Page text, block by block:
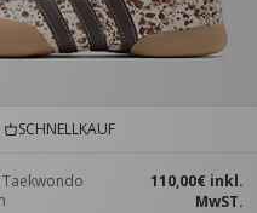
SCHNELLKAUF
110,00€ inkl.
MwST.